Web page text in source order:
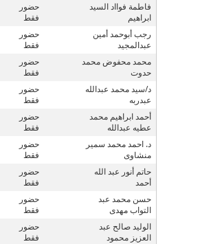
فاطمة فوااد السيد
ابراهيم
حضور
فقط
رجب أبوحمد أمين
عبدالمجيد
حضور
فقط
محمد محفوض محمد
حدوت
حضور
فقط
د/سيد محمد عبدالله
عبدربه
حضور
فقط
أحمد ابراهيم محمد
عطيه عبدالله
حضور
فقط
د. احمد محمد سمير
منشاوى
حضور
فقط
حاتم أنور عبد الله
أحمد
حضور
فقط
حسن محمد عبد
التواب مهدى
حضور
فقط
الوليد صالح عبد
العزيز محمود
حضور
فقط